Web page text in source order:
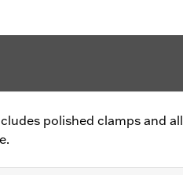
polished clamps and all